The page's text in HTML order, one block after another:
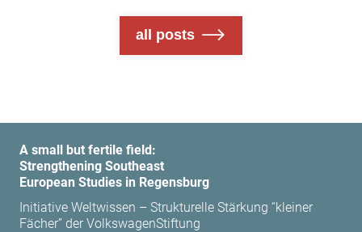
all posts
A small but fertile field:
Strengthening Southeast
European Studies in Regensburg
Initiative Weltwissen – Strukturelle Stärkung “kleiner
Fächer” der VolkswagenStiftung